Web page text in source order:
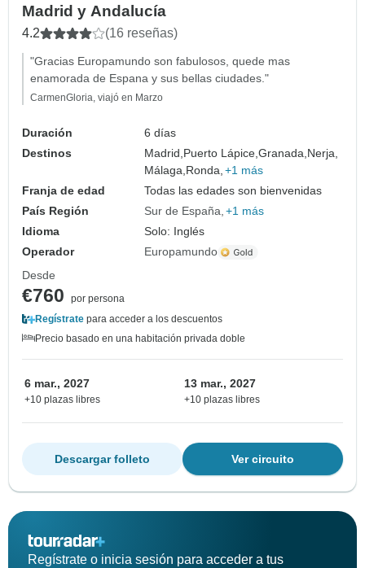
Madrid y Andalucía
4.2 (16 reseñas)
"Gracias Europamundo son fabulosos, quede mas
enamorada de Espana y sus bellas ciudades."
CarmenGloria, viajó en Marzo
Duración
6 días
Destinos
Madrid, Puerto Lápice,Granada, Nerja,
Málaga, Ronda, +1 más
Franja de edad
Todas las edades son bienvenidas
País Región
Sur de España +1 más
Idioma
Solo: Inglés
Operador
Europamundo
Desde
€760
por persona
Regístrate para acceder a los descuentos
Precio basado en una habitación privada doble
6 mar., 2027
+10 plazas libres
13 mar., 2027
+10 plazas libres
Ver circuito
Descargar folleto
Regístrate o inicia sesión para acceder a tus